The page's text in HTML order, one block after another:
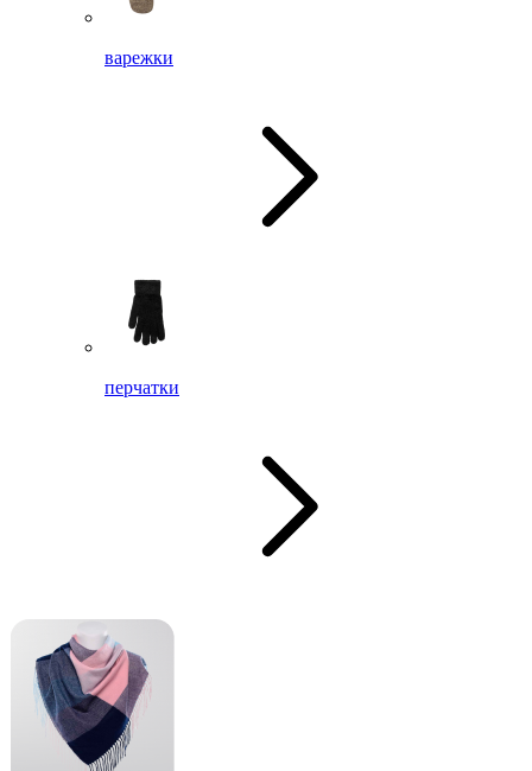
варежки
перчатки